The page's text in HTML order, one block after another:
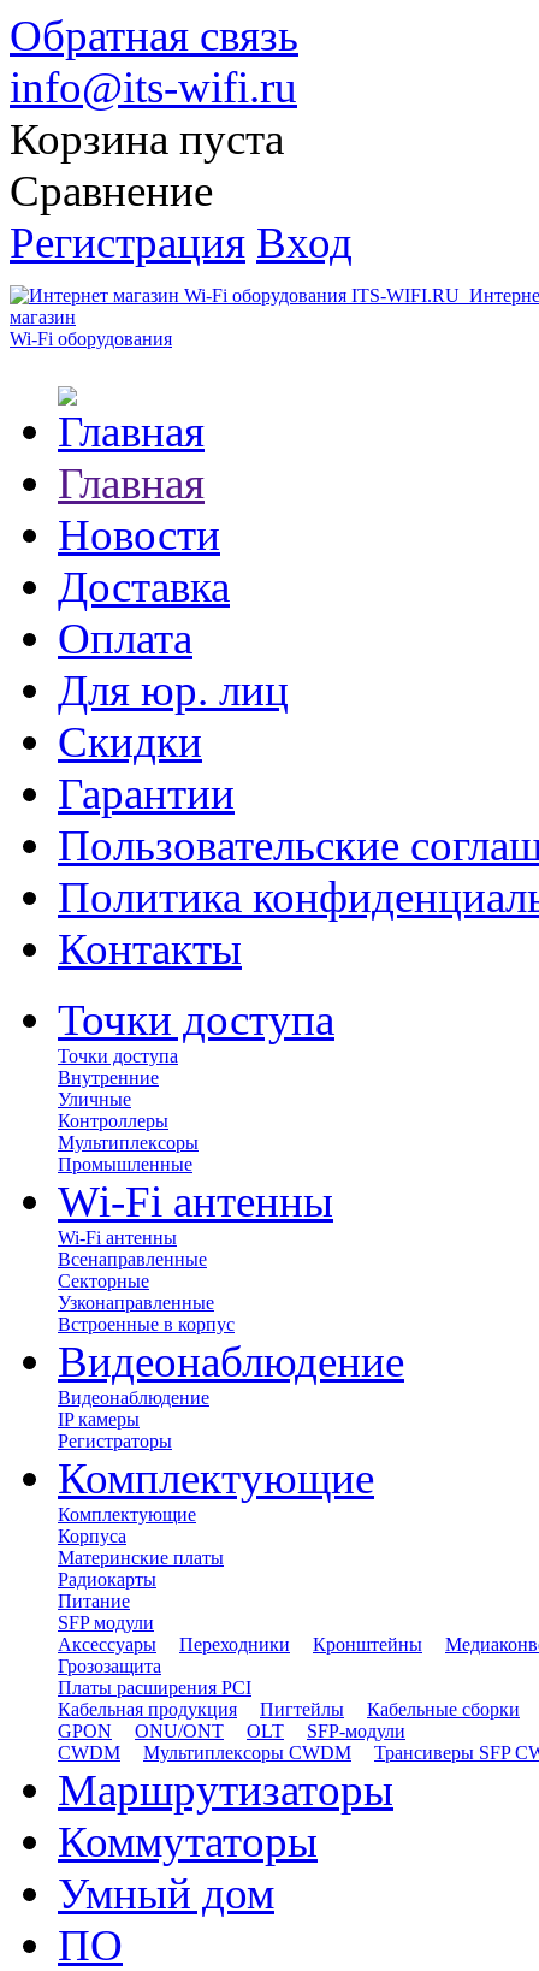
Обратная связь
info@its-wifi.ru
Корзина пуста
Сравнение
Регистрация Вход
магазин
Wi-Fi оборудования
Главная
Новости
Доставка
Оплата
Для юр. лиц
Скидки
Гарантии
Пользовательские
Политика
Контакты
Точки доступа
Точки доступа
Внутренние
Уличные
Контроллеры
Мультиплексоры
Промышленные
Wi-Fi антенны
Wi-Fi антенны
Всенаправленные
Секторные
Узконаправленные
Встроенные в корпус
Видеонаблюдение
Видеонаблюдение
IP камеры
Регистраторы
Комплектующие
Комплектующие
Корпуса
Материнские платы
Радиокарты
Питание
SFP модули
Аксессуары
Переходники Кронштейны
Грозозащита
Платы расширения PCI
Кабельная продукция
Пигтейлы
Кабельные сборки
GPON
ONU/ONT OLT
SFP-модули
CWDM
Мультиплексоры CWDM Трансиверы SFP
Маршрутизаторы
Коммутаторы
Умный дом
ПО